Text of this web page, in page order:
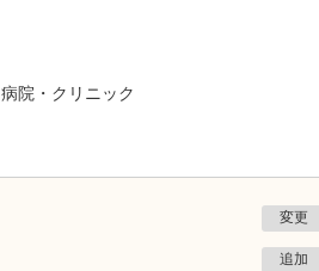
病院・クリニック
変更
追加